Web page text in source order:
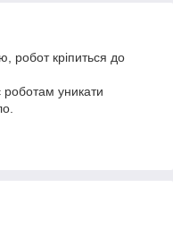
робот кріпиться до
роботам уникати